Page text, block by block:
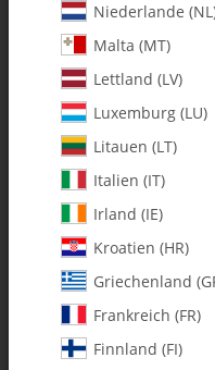
Niederlande
Malta (MT)
Lettland (LV)
Luxemburg (LU)
Litauen (LT)
Italien (IT)
Irland (IE)
Kroatien (HR)
Griechenland
Frankreich (FR)
Finnland (FI)